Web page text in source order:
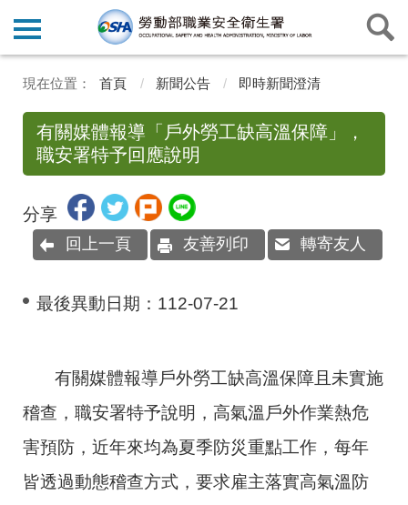
首頁 新聞公告 即時新聞澄清
有關媒體報導「戶外勞工缺高溫保障」，
職安署特予回應說明
分享
回上一頁 友善列印 轉寄友人
最後異動日期： 112-07-21
有關媒體報導戶外勞工缺高溫保障且未實施
稽查，職安署特予說明，高氣溫戶外作業熱危
害預防，近年來均為夏季防災重點工作，每年
皆透過動態稽查方式，要求雇主落實高氣溫防